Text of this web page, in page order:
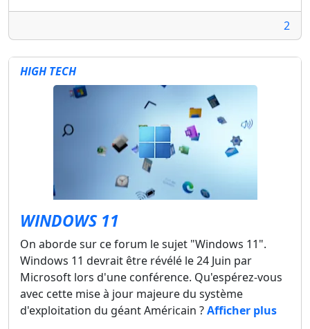
2
HIGH TECH
WINDOWS 11
On aborde sur ce forum le sujet "Windows 11".
Windows 11 devrait être révélé le 24 Juin par
Microsoft lors d'une conférence. Qu'espérez-vous
avec cette mise à jour majeure du système
d'exploitation du géant Américain ?Afficher plus